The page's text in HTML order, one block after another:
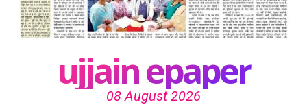
ujjain epaper
08 August 2026